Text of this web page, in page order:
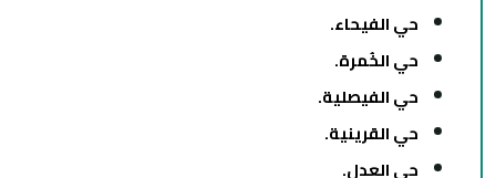
حي الفيحاء.
حي الخُمرة.
حي الفيصلية.
حي القرينية.
حي العدل.